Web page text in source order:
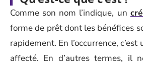
Comme son nom l’indique, un
forme de prêt dont les bénéfices
rapidement. En l’occurrence,
affecté. En d’autres termes, il